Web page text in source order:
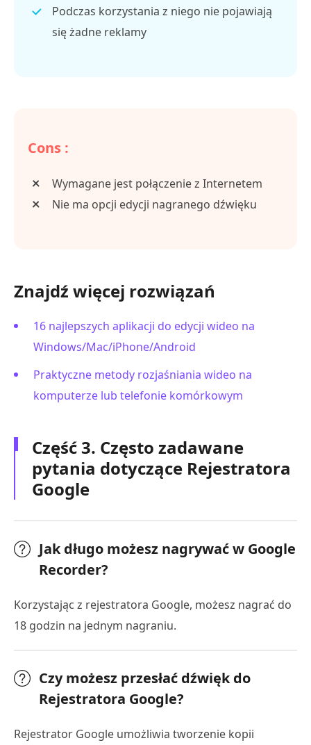
Podczas korzystania z niego nie pojawiają
się żadne reklamy
Cons :
Wymagane jest połączenie z Internetem
Nie ma opcji edycji nagranego dźwięku
Znajdź więcej rozwiązań
16 najlepszych aplikacji do edycji wideo na
Windows/Mac/iPhone/Android
Praktyczne metody rozjaśniania wideo na
komputerze lub telefonie komórkowym
Część 3. Często zadawane
pytania dotyczące Rejestratora
Google
Jak długo możesz nagrywać w Google
Recorder?
Korzystając z rejestratora Google, możesz nagrać do
18 godzin na jednym nagraniu.
Czy możesz przesłać dźwięk do
Rejestratora Google?
Rejestrator Google umożliwia tworzenie kopii